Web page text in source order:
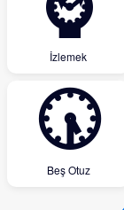
İzlemek
🕠
Beş Otuz